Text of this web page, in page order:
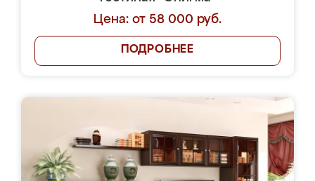
Цена: от 58 000 руб.
ПОДРОБНЕЕ